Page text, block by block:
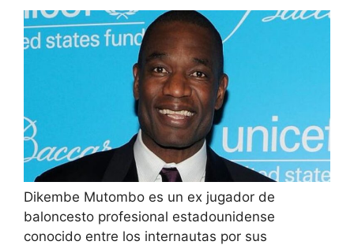
Dikembe Mutombo es un ex jugador de
baloncesto profesional estadounidense
conocido entre los internautas por sus